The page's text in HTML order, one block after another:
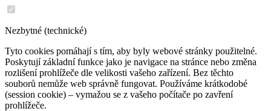
Nezbytné (technické)
Tyto cookies pomáhají s tím, aby byly webové stránky použitelné.
Poskytují základní funkce jako je navigace na stránce nebo změna
rozlišení prohlížeče dle velikosti vašeho zařízení. Bez těchto
souborů nemůže web správně fungovat. Používáme krátkodobé
(session cookie) – vymažou se z vašeho počítače po zavření
prohlížeče.